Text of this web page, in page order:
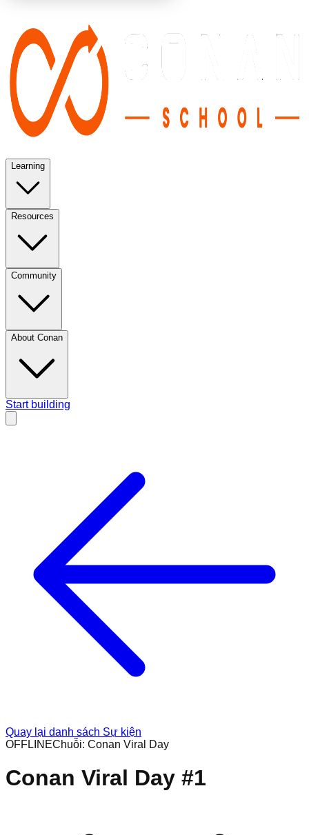
Learning
Resources
Community
About Conan
Start building
Quay lại danh sách Sự kiện
OFFLINEChuỗi: Conan Viral Day
Conan Viral Day #1